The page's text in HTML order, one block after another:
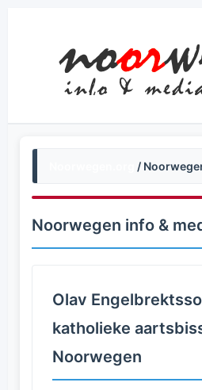
/
Noorwegen info &
Olav
katholieke
Noorwegen